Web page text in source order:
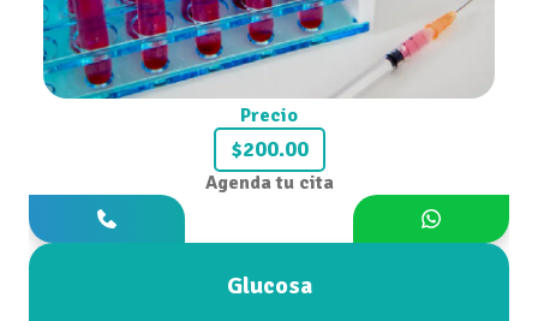
Precio
$200.00
Agenda tu cita
Glucosa